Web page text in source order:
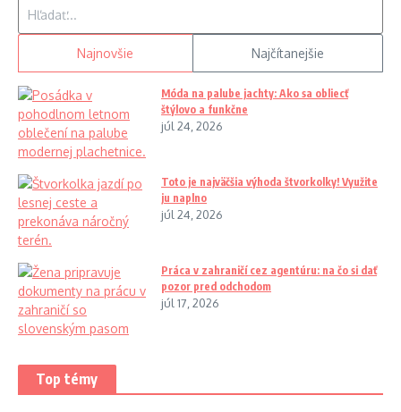
Najnovšie Najčítanejšie
Móda na palube jachty: Ako sa obliecť
štýlovo a funkčne
júl 24, 2026
Toto je najväčšia výhoda štvorkolky! Využite
ju naplno
júl 24, 2026
Práca v zahraničí cez agentúru: na čo si dať
pozor pred odchodom
júl 17, 2026
Top témy